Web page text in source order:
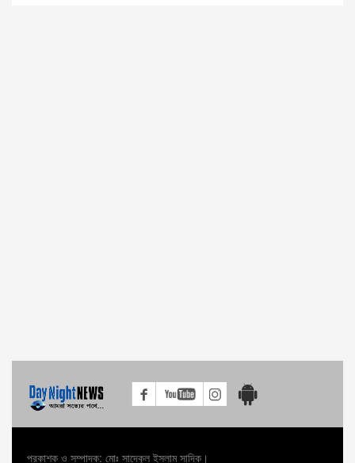
প্রকাশক ও সম্পাদক: মোঃ সাদেকুল ইসলাম সাদিক।